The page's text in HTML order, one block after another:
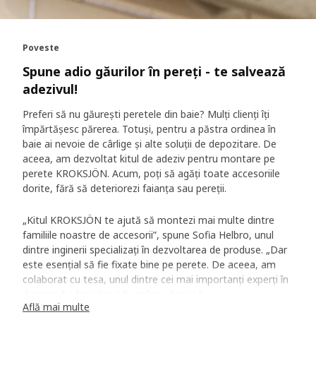
Poveste
Spune adio găurilor în pereți - te salvează
adezivul!
Preferi să nu găurești peretele din baie? Mulți clienți îți
împărtășesc părerea. Totuși, pentru a păstra ordinea în
baie ai nevoie de cârlige și alte soluții de depozitare. De
aceea, am dezvoltat kitul de adeziv pentru montare pe
perete KROKSJÖN. Acum, poți să agăți toate accesoriile
dorite, fără să deteriorezi faianța sau pereții.
„Kitul KROKSJÖN te ajută să montezi mai multe dintre
familiile noastre de accesorii”, spune Sofia Helbro, unul
dintre inginerii specializați în dezvoltarea de produse. „Dar
este esențial să fie fixate bine pe perete. De aceea, am
colaborat cu tesa, unul dintre cei mai importanți experți în
Află mai multe